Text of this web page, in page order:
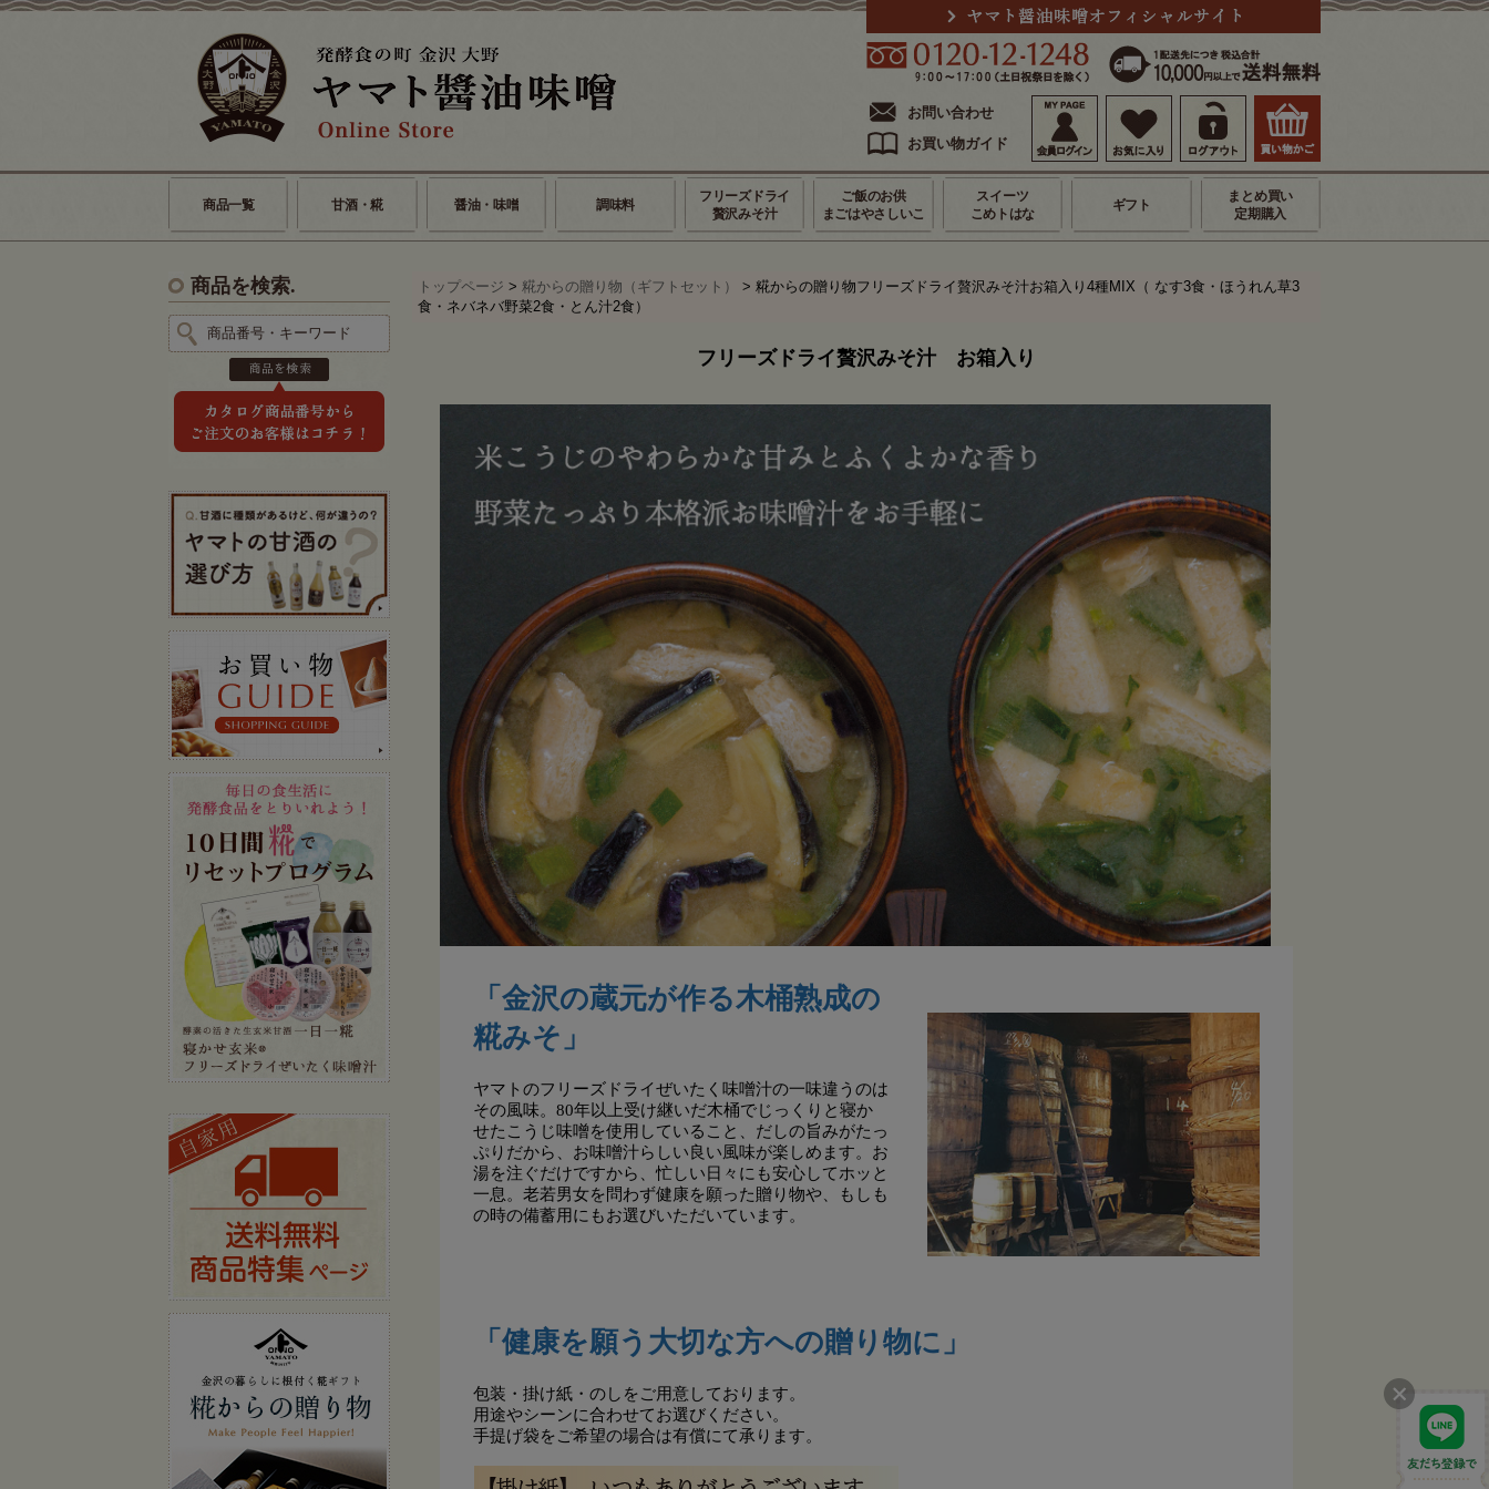
お問い合わせ
お買い物ガイド
商品一覧 甘酒・糀 醤油・味噌 調味料
フリーズドライ
贅沢みそ汁
ご飯のお供
まごはやさしいこ
スイーツ
こめトはな
ギフト
まとめ買い
定期購入
商品を検索. トップページ > 糀からの贈り物（ギフトセット）
> 糀からの贈り物フリーズドライ贅沢みそ汁お箱入り4種MIX（ なす3食・ほうれん草3
食・ネバネバ野菜2食・とん汁2食）
フリーズドライ贅沢みそ汁 お箱入り
「金沢の蔵元が作る木桶熟成の
糀みそ」
ヤマトのフリーズドライぜいたく味噌汁の一味違うのは
その風味。80年以上受け継いだ木桶でじっくりと寝か
せたこうじ味噌を使用していること、だしの旨みがたっ
ぷりだから、お味噌汁らしい良い風味が楽しめます。お
湯を注ぐだけですから、忙しい日々にも安心してホッと
一息。老若男女を問わず健康を願った贈り物や、もしも
の時の備蓄用にもお選びいただいています。
「健康を願う大切な方への贈り物に」
包装・掛け紙・のしをご用意しております。
用途やシーンに合わせてお選びください。
手提げ袋をご希望の場合は有償にて承ります。